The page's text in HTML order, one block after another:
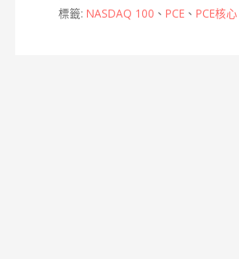
o n at
標籤: NASDAQ 100 、 PCE、 PCE核心